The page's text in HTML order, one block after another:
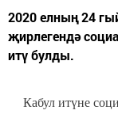
2020 елның 24
җирлегендә
итү булды.
Кабул итүне